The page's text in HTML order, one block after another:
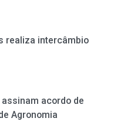
realiza intercâmbio
assinam acordo de
Agronomia